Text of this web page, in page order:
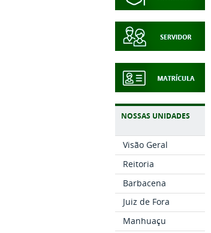
NOSSAS UNIDADES
Visão Geral
Reitoria
Barbacena
Juiz de Fora
Manhuaçu